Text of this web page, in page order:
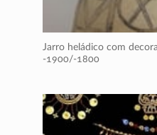
Jarro heládico com
-1900/-1800